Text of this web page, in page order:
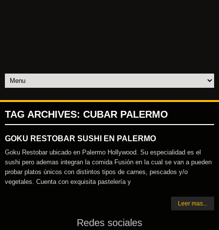
TAG ARCHIVES: CUBAR PALERMO
GOKU RESTOBAR SUSHI EN PALERMO
Goku Restobar ubicado en Palermo Hollywood. Su especialidad es el
sushi pero ademas integran la comida Fusión en la cual se van a pueden
probar platos únicos con distintos tipos de carnes, pescados y/o
vegetales. Cuenta con exquisita pastelería y
Leer mas...
Redes sociales